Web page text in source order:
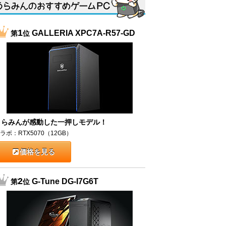
第1位GALLERIA XPC7A-R57-GD
みんが感動した一押しモデル！
ボ：RTX5070（12GB）
価格を見る
第2位G-Tune DG-I7G6T